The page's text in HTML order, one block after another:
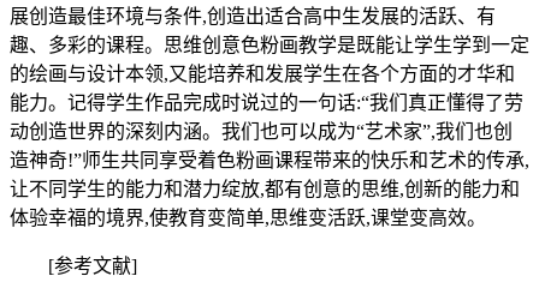
展创造最佳环境与条件,创造出适合高中生发展的活跃、有
趣、多彩的课程。思维创意色粉画教学是既能让学生学到一定
的绘画与设计本领,又能培养和发展学生在各个方面的才华和
能力。记得学生作品完成时说过的一句话:“我们真正懂得了劳
动创造世界的深刻内涵。我们也可以成为“艺术家”,我们也创
造神奇!”师生共同享受着色粉画课程带来的快乐和艺术的传承,
让不同学生的能力和潜力绽放,都有创意的思维,创新的能力和
体验幸福的境界,使教育变简单,思维变活跃,课堂变高效。
[参考文献]